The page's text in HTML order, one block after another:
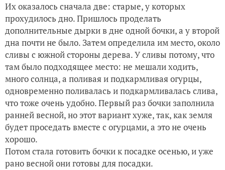
Их оказалось сначала две: старые, у которых
прохудилось дно. Пришлось проделать
дополнительные дырки в дне одной бочки, а у второй
дна почти не было. Затем определила им место, около
сливы с южной стороны дерева. У сливы потому, что
там было подходящее место: не мешали ходить,
много солнца, а поливая и подкармливая огурцы,
одновременно поливалась и подкармливалась слива,
что тоже очень удобно. Первый раз бочки заполнила
ранней весной, но этот вариант хуже, так, как земля
будет проседать вместе с огурцами, а это не очень
хорошо.
Потом стала готовить бочки к посадке осенью, и уже
рано весной они готовы для посадки.